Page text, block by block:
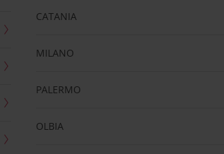
CATANIA
MILANO
PALERMO
OLBIA